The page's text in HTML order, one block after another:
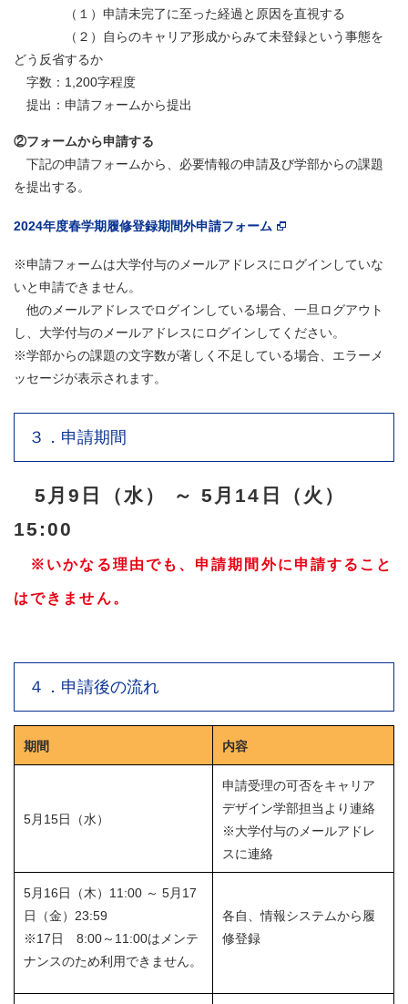
（１）申請未完了に至った経過と原因を直視する
（２）自らのキャリア形成からみて未登録という事態を
どう反省するか
字数：1,200字程度
提出：申請フォームから提出
②フォームから申請する
下記の申請フォームから、必要情報の申請及び学部からの課題
を提出する。
2024年度春学期履修登録期間外申請フォーム
※申請フォームは大学付与のメールアドレスにログインしていな
いと申請できません。
他のメールアドレスでログインしている場合、一旦ログアウト
し、大学付与のメールアドレスにログインしてください。
※学部からの課題の文字数が著しく不足している場合、エラーメ
ッセージが表示されます。
３．申請期間
5月9日（水） ～ 5月14日（火）
15:00
※いかなる理由でも、申請期間外に申請すること
はできません。
４．申請後の流れ
期間 内容
5月15日（水）
申請受理の可否をキャリア
デザイン学部担当より連絡
※大学付与のメールアドレ
スに連絡
5月16日（木）11:00 ～ 5月17
日（金）23:59
※17日 8:00～11:00はメンテ
ナンスのため利用できません。
各自、情報システムから履
修登録